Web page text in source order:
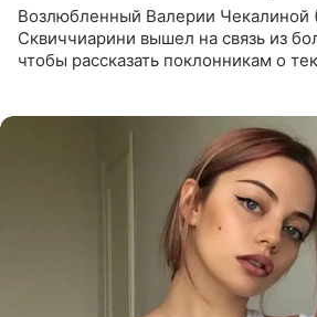
Возлюбленный Валерии Чекалиной
Сквиччиарини вышел на связь из
чтобы рассказать поклонникам о